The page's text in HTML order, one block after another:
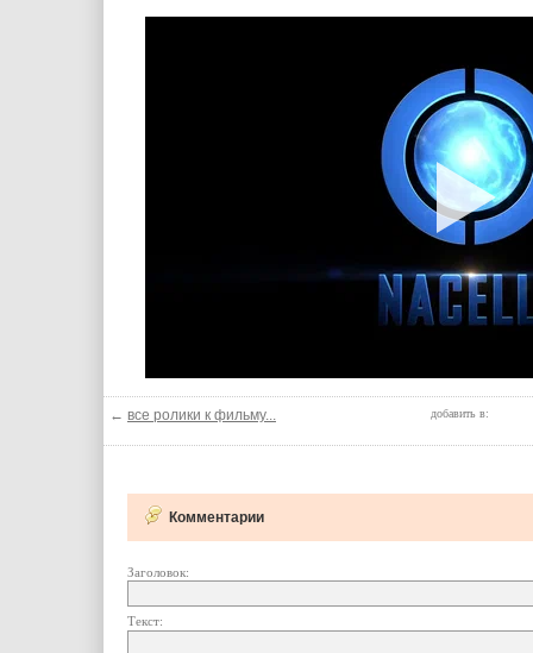
← все ролики к фильму... добавить в:
Комментарии
Заголовок:
Текст: